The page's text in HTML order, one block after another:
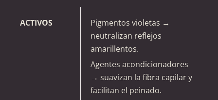
ACTIVOS
Pigmentos violetas →
neutralizan reflejos
amarillentos.
Agentes acondicionadores
→ suavizan la fibra capilar y
facilitan el peinado.